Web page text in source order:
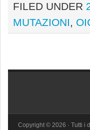
FILED UNDER
MUTAZIONI,
Copyright © 2026 · Tutti i